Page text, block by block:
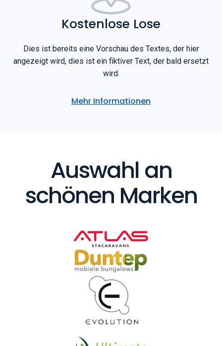
Kostenlose Lose
angezeigt wird, dies ist ein fiktiver Text, der bald ersetzt
Auswahl an
schönen Marken